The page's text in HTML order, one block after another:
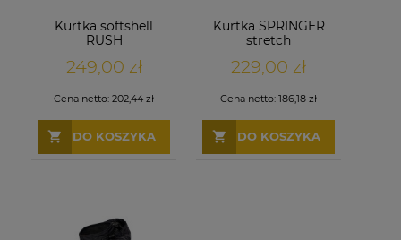
Kurtka softshell
RUSH
249,00 zł
Cena netto: 202,44 zł
DO KOSZYKA
Kurtka SPRINGER
stretch
229,00 zł
Cena netto: 186,18 zł
DO KOSZYKA